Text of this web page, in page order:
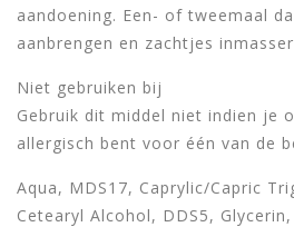
aandoening. Een- of tweemaal
aanbrengen en zachtjes
Niet gebruiken bij
Gebruik dit middel niet indien je
allergisch bent voor één van de
Aqua, MDS17, Caprylic/Capric
Cetearyl Alcohol, DDS5,